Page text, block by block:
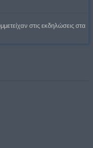
στις εκδηλώσεις στα